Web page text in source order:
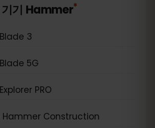
기 Hammer*
3
5G
PRO
Hammer Construction